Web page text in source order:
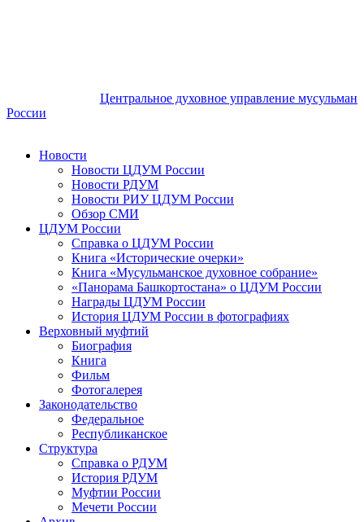
Центральное духовное управление мусульман
России
Новости
Новости ЦДУМ России
Новости РДУМ
Новости РИУ ЦДУМ России
Обзор СМИ
ЦДУМ России
Справка о ЦДУМ России
Книга «Исторические очерки»
Книга «Мусульманское духовное собрание»
«Панорама Башкортостана» о ЦДУМ России
Награды ЦДУМ России
История ЦДУМ России в фотографиях
Верховный муфтий
Биография
Книга
Фильм
Фотогалерея
Законодательство
Федеральное
Республиканское
Структура
Справка о РДУМ
История РДУМ
Муфтии России
Мечети России